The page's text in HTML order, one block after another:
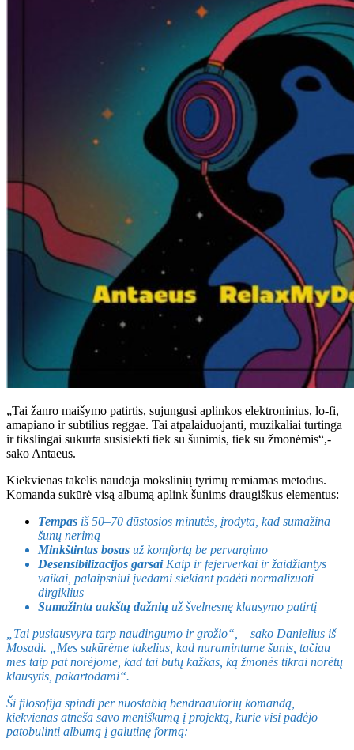
„Tai žanro maišymo patirtis, sujungusi aplinkos elektroninius, lo-fi,
amapiano ir subtilius reggae. Tai atpalaiduojanti, muzikaliai turtinga
ir tikslingai sukurta susisiekti tiek su šunimis, tiek su žmonėmis“,-
sako Antaeus.
Kiekvienas takelis naudoja mokslinių tyrimų remiamas metodus.
Komanda sukūrė visą albumą aplink šunims draugiškus elementus:
Tempas iš 50–70 dūstosios minutės, įrodyta, kad sumažina
šunų nerimą
Minkštintas bosas už komfortą be pervargimo
Desensibilizacijos garsaiKaip ir fejerverkai ir žaidžiantys
vaikai, palaipsniui įvedami siekiant padėti normalizuoti
dirgiklius
Sumažinta aukštų dažnių už švelnesnę klausymo patirtį
„Tai pusiausvyra tarp naudingumo ir grožio“, – sako Danielius iš
Mosadi. „Mes sukūrėme takelius, kad nuramintume šunis, tačiau
mes taip pat norėjome, kad tai būtų kažkas, ką žmonės tikrai norėtų
klausytis, pakartodami“.
Ši filosofija spindi per nuostabią bendraautorių komandą,
kiekvienas atneša savo meniškumą į projektą, kurie visi padėjo
patobulinti albumą į galutinę formą: